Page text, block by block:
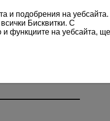
и подобрения на уебсайта.
Бисквитки. С
и функциите на уебсайта, ще